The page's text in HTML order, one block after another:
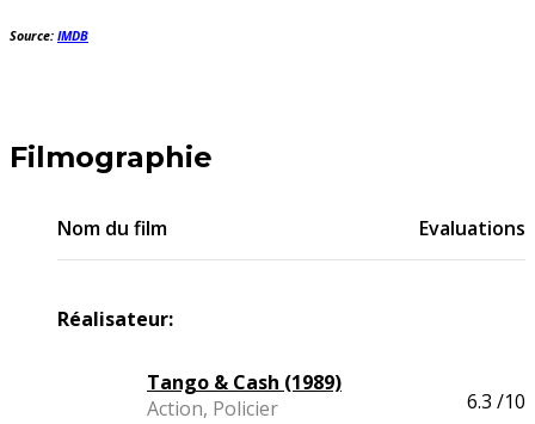
Source: IMDB
Filmographie
Nom du film Evaluations
Réalisateur:
Tango & Cash (1989)
Action, Policier
6.3 /10